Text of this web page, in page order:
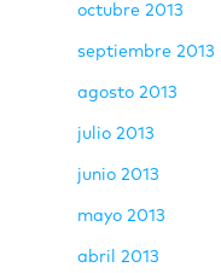
octubre 2013
septiembre 2013
agosto 2013
julio 2013
junio 2013
mayo 2013
abril 2013